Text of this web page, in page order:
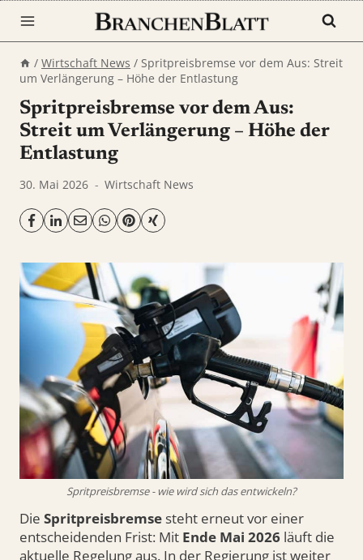
Inhalt
springen
/ Wirtschaft News / Spritpreisbremse vor dem Aus: Streit
um Verlängerung – Höhe der Entlastung
Spritpreisbremse vor dem Aus:
Streit um Verlängerung – Höhe der
Entlastung
30. Mai 2026 Wirtschaft News
Spritpreisbremse - wie wird sich das entwickeln?
Die Spritpreisbremse steht erneut vor einer
entscheidenden Frist: Mit Ende Mai 2026 läuft die
aktuelle Regelung aus. In der Regierung ist weiter